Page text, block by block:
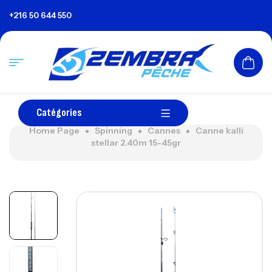
+216 50 644 550
Catégories
Home Page Spinning Cannes
Canne kalli
stellar 2.40m 15-45gr